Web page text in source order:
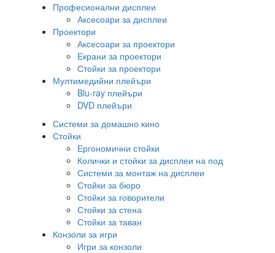
Професионални дисплеи
Аксесоари за дисплеи
Проектори
Аксесоари за проектори
Екрани за проектори
Стойки за проектори
Мултимедийни плейъри
Blu-ray плейъри
DVD плейъри
Системи за домашно кино
Стойки
Ергономични стойки
Колички и стойки за дисплеи на под
Системи за монтаж на дисплеи
Стойки за бюро
Стойки за говорители
Стойки за стена
Стойки за таван
Конзоли за игри
Игри за конзоли